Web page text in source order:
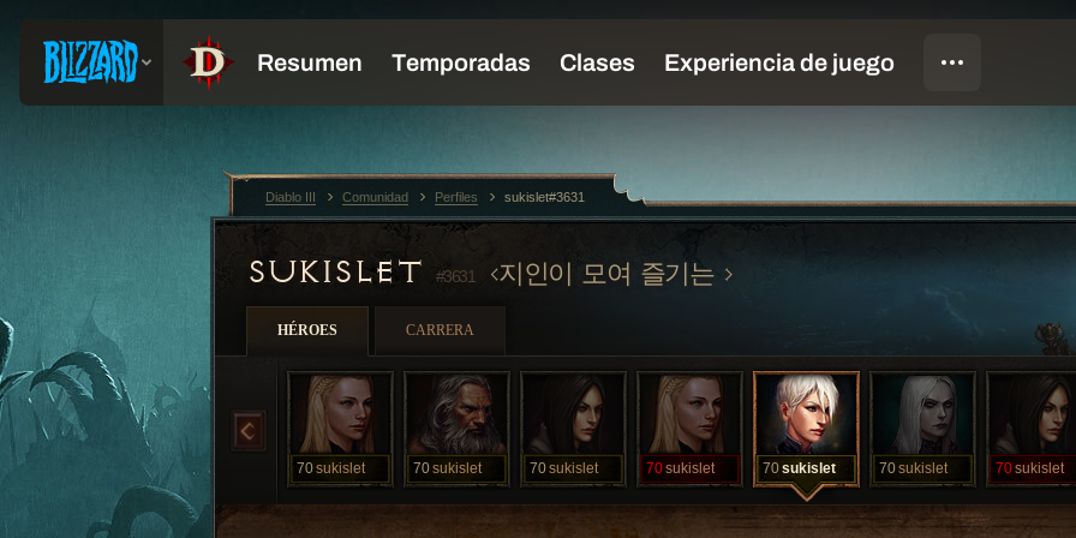
SUKISLET #3631 지인이 모여 즐기는
HÉROES CARRERA
70sukislet 70sukislet 70sukislet 70sukislet 70sukislet 70sukislet 70sukislet
Diablo III Comunidad Perfiles sukislet#3631